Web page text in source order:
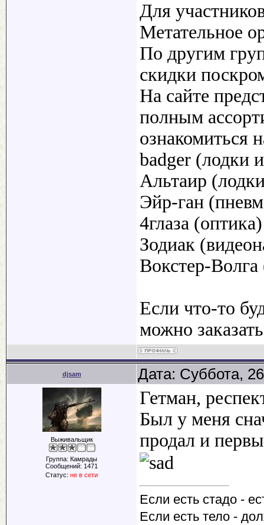
Для
Метательное
По другим
скидки
На сайте
полным
ознакомиться
badger (лодки
Альтаир
Эйр-ган
4глаза (оптика)
Зодиак
Вокстер-
Если что-то
можно
djsam Дата: Суббота,
Выживальщик
Группа: Камрады
Сообщений: 1471
Статус: не в сети
Гетман,
Был у меня
продал и
Если есть стадо -
Если есть тело -